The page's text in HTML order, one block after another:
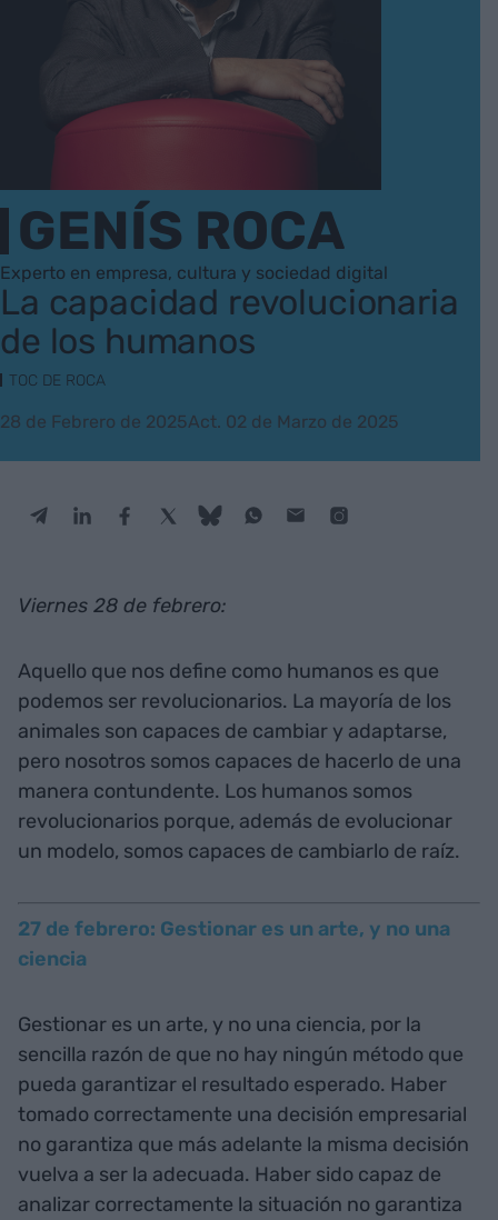
GENÍS ROCA
Experto en empresa, cultura y sociedad digital
La capacidad revolucionaria
de los humanos
TOC DE ROCA
28 de Febrero de 2025Act. 02 de Marzo de 2025
Viernes 28 de febrero:
Aquello que nos define como humanos es que
podemos ser revolucionarios. La mayoría de los
animales son capaces de cambiar y adaptarse,
pero nosotros somos capaces de hacerlo de una
manera contundente. Los humanos somos
revolucionarios porque, además de evolucionar
un modelo, somos capaces de cambiarlo de raíz.
27 de febrero: Gestionar es un arte, y no una
ciencia
Gestionar es un arte, y no una ciencia, por la
sencilla razón de que no hay ningún método que
pueda garantizar el resultado esperado. Haber
tomado correctamente una decisión empresarial
no garantiza que más adelante la misma decisión
vuelva a ser la adecuada. Haber sido capaz de
analizar correctamente la situación no garantiza